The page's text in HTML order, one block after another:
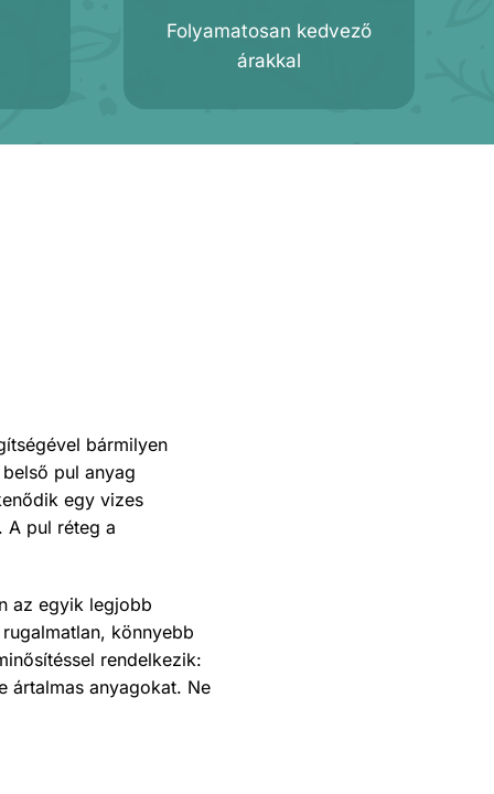
Folyamatosan kedvező
árakkal
bármilyen
pul anyag
egy vizes
A pul réteg a
az egyik legjobb
könnyebb
rendelkezik:
ártalmas anyagokat. Ne